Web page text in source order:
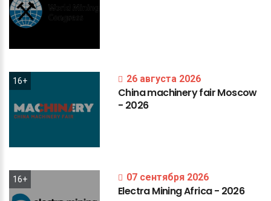
16+ 26 августа 2026
ChinamachineryfairMoscow
- 2026
16+ 07 сентября 2026
ElectraMiningAfrica- 2026